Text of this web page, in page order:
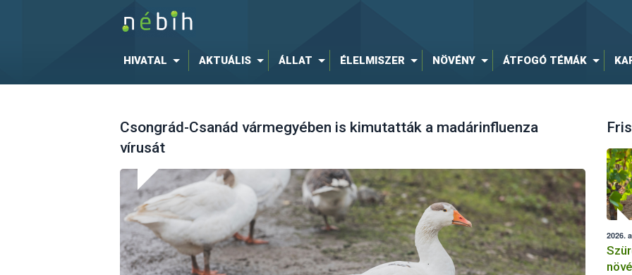
HIVATAL AKTUÁLIS ÁLLAT ÉLELMISZER NÖVÉNY ÁTFOGÓ TÉMÁK
Csongrád-Csanád vármegyében is kimutatták a madárinfluenza
vírusát
2026.